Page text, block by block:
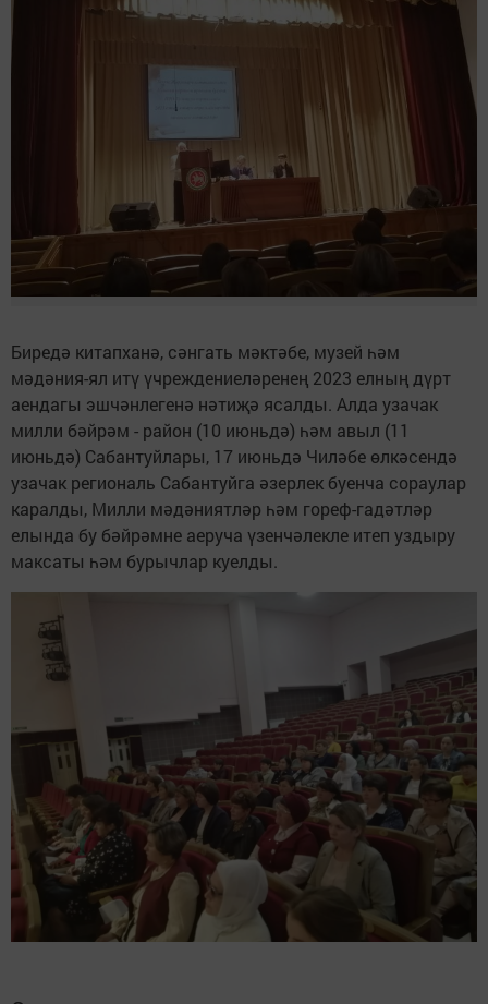
Биредә китапханә, сәнгать мәктәбе, музей һәм
мәдәния-ял итү үчреждениеләренең 2023 елның дүрт
аендагы эшчәнлегенә нәтиҗә ясалды. Алда узачак
милли бәйрәм - район (10 июньдә) һәм авыл (11
июньдә) Сабантуйлары, 17 июньдә Чиләбе өлкәсендә
узачак региональ Сабантуйга әзерлек буенча сораулар
каралды, Милли мәдәниятләр һәм гореф-гадәтләр
елында бу бәйрәмне аеруча үзенчәлекле итеп уздыру
максаты һәм бурычлар куелды.